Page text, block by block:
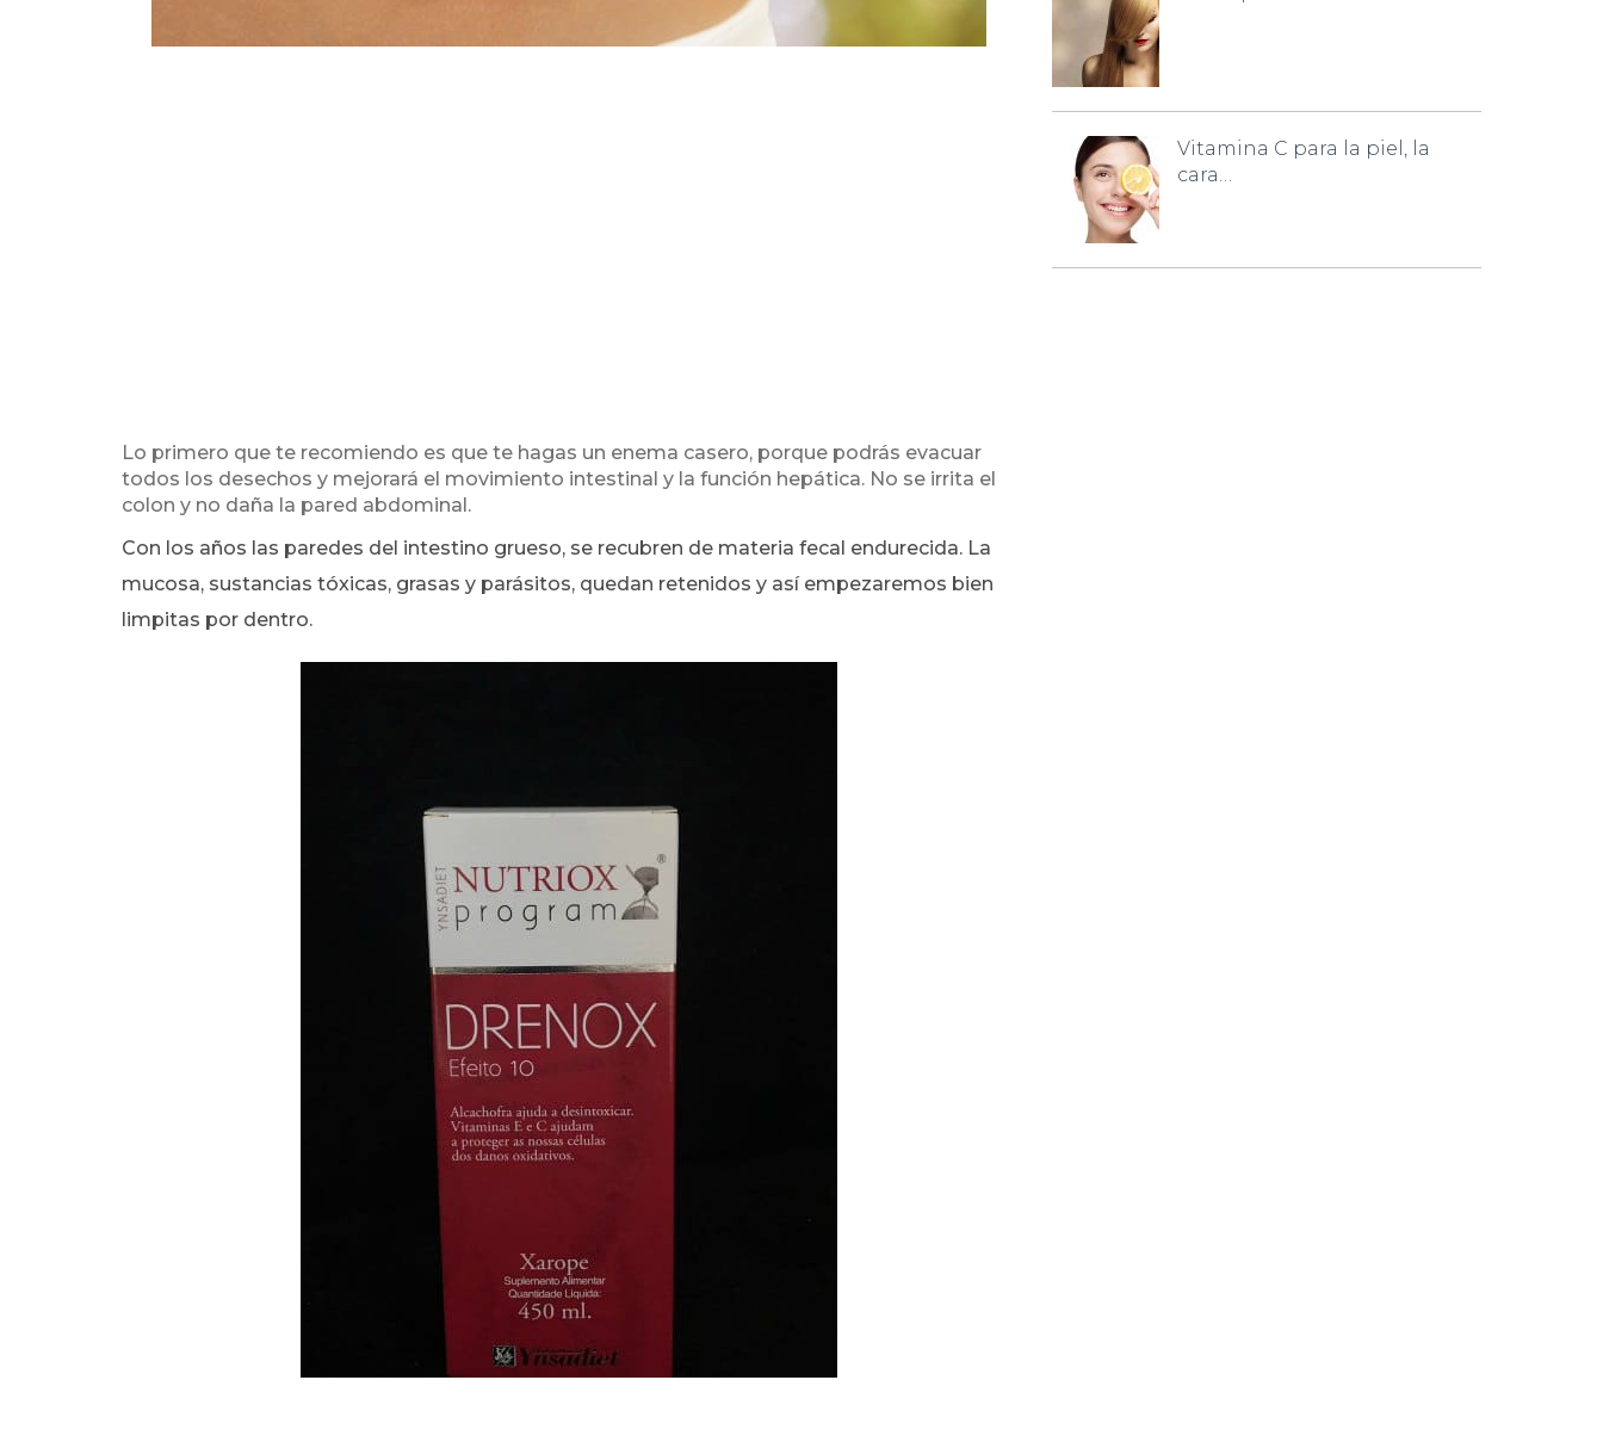
Lo primero que te recomiendo es que te hagas un enema casero, porque podrás evacuar
todos los desechos y mejorará el movimiento intestinal y la función hepática. No se irrita el
colon y no daña la pared abdominal.
Con los años las paredes del intestino grueso, se recubren de materia fecal endurecida. La
mucosa, sustancias tóxicas, grasas y parásitos, quedan retenidos y así empezaremos bien
limpitas por dentro.
Vitamina C para la piel, la
cara…